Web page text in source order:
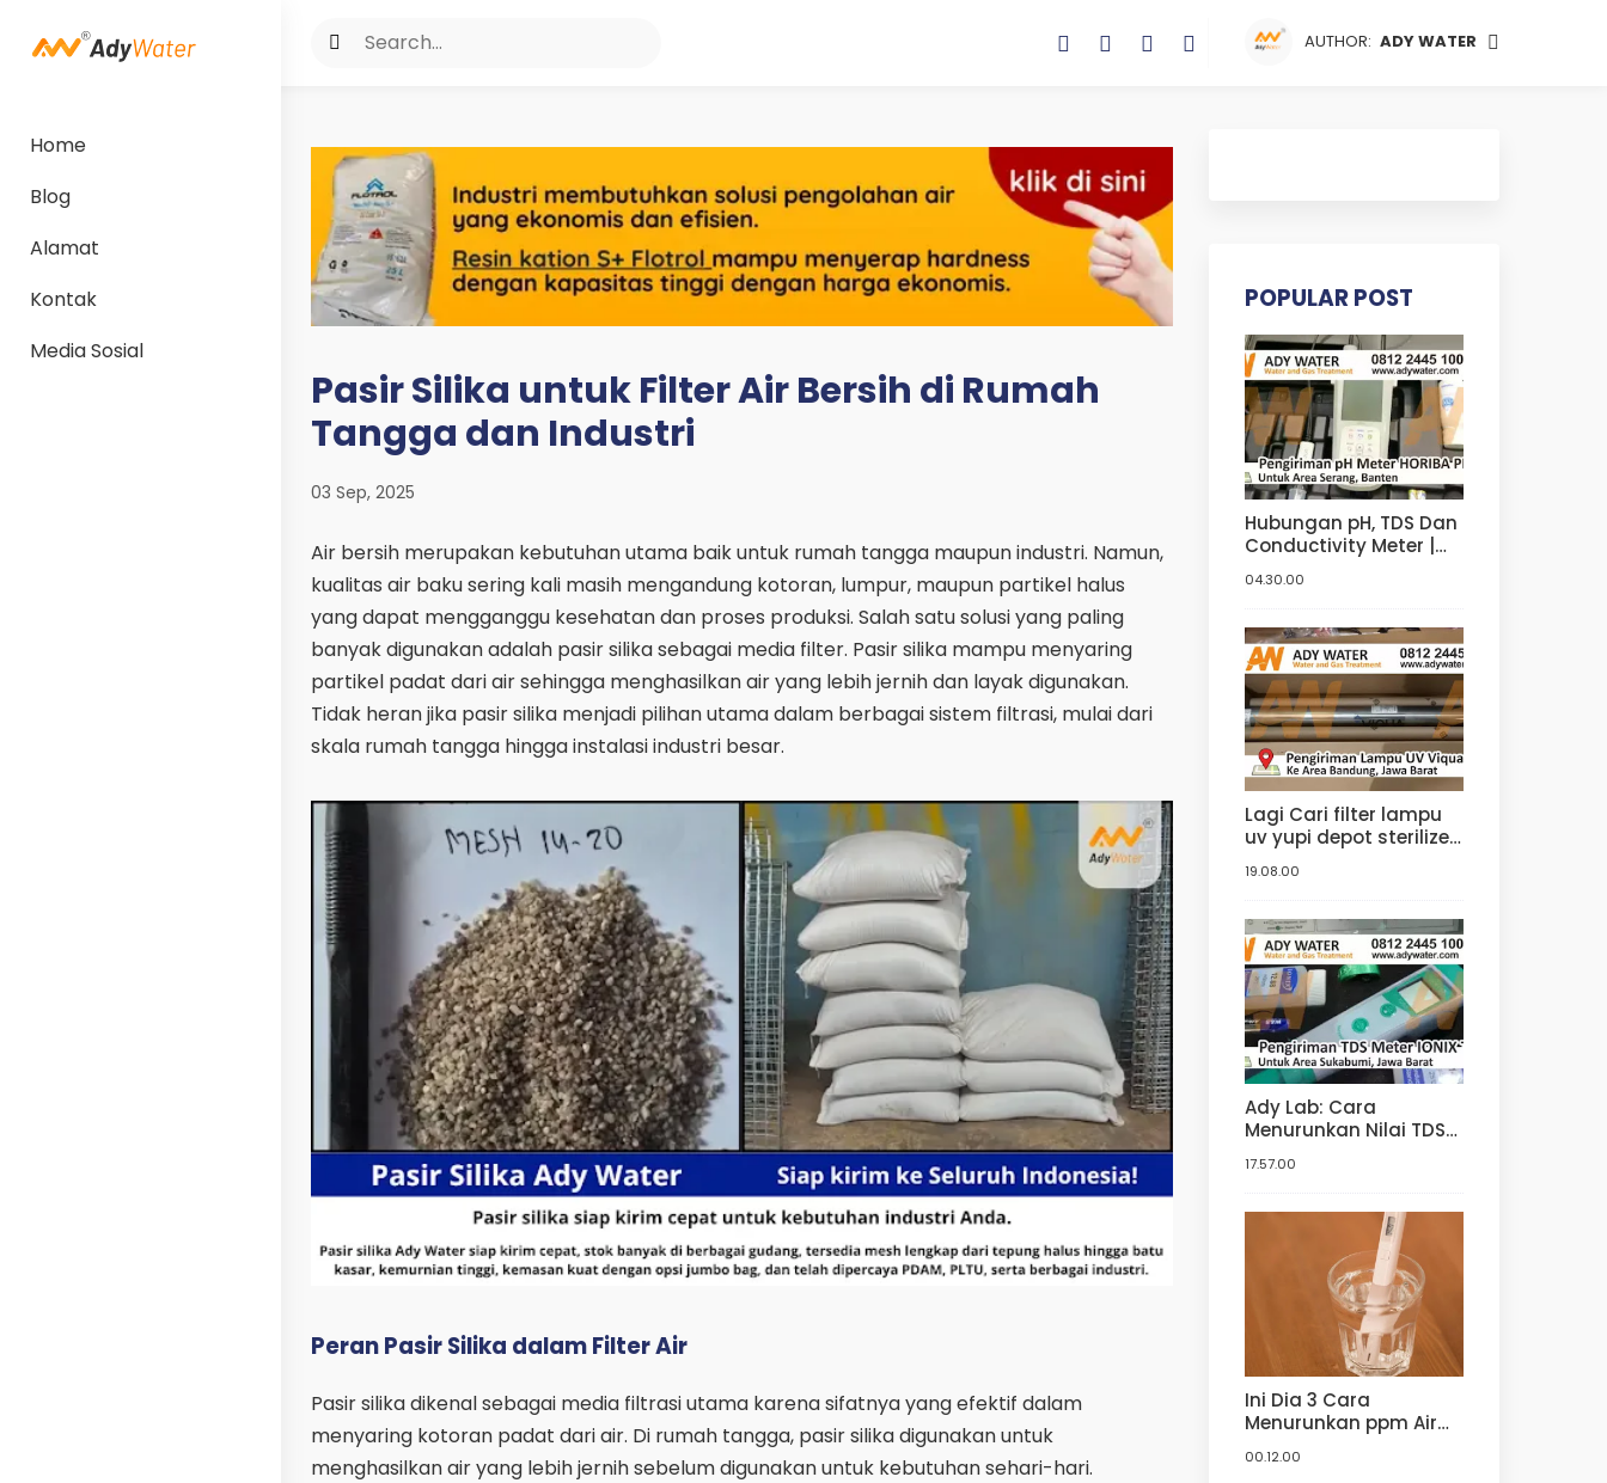
AUTHOR: ADY WATER
Home
Blog
Alamat
Kontak
Media Sosial
Pasir Silika untuk Filter Air Bersih di Rumah
Tangga dan Industri
03 Sep, 2025
Air bersih merupakan kebutuhan utama baik untuk rumah tangga maupun industri. Namun,
kualitas air baku sering kali masih mengandung kotoran, lumpur, maupun partikel halus
yang dapat mengganggu kesehatan dan proses produksi. Salah satu solusi yang paling
banyak digunakan adalah pasir silika sebagai media filter. Pasir silika mampu menyaring
partikel padat dari air sehingga menghasilkan air yang lebih jernih dan layak digunakan.
Tidak heran jika pasir silika menjadi pilihan utama dalam berbagai sistem filtrasi, mulai dari
skala rumah tangga hingga instalasi industri besar.
Peran Pasir Silika dalam Filter Air
Pasir silika dikenal sebagai media filtrasi utama karena sifatnya yang efektif dalam
menyaring kotoran padat dari air. Di rumah tangga, pasir silika digunakan untuk
menghasilkan air yang lebih jernih sebelum digunakan untuk kebutuhan sehari-hari.
POPULAR POST
Hubungan pH, TDS Dan
Conductivity Meter |
Meter di Bandung.
Jakarta
04.30.00
Lagi Cari filter lampu
uv yupi depot sterilizer
? Ke ady water saja,
distributor yupi lampu
sterilizer dengan
harga uv sterilizer
terbaik
19.08.00
Ady Lab: Cara
Menurunkan Nilai TDS
Meter | Harga TDS
Hidroponik | Digital
17.57.00
Ini Dia 3 Cara
Menurunkan ppm Air
Water Jual Media Filter
00.12.00